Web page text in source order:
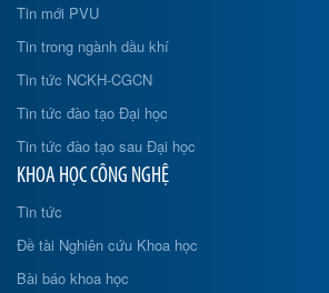
Tin mới PVU
Tin trong ngành dầu khí
Tin tức NCKH-CGCN
Tin tức đào tạo Đại học
Tin tức đào tạo sau Đại học
KHOA HỌC CÔNG NGHỆ
Tin tức
Đề tài Nghiên cứu Khoa học
Bài báo khoa học